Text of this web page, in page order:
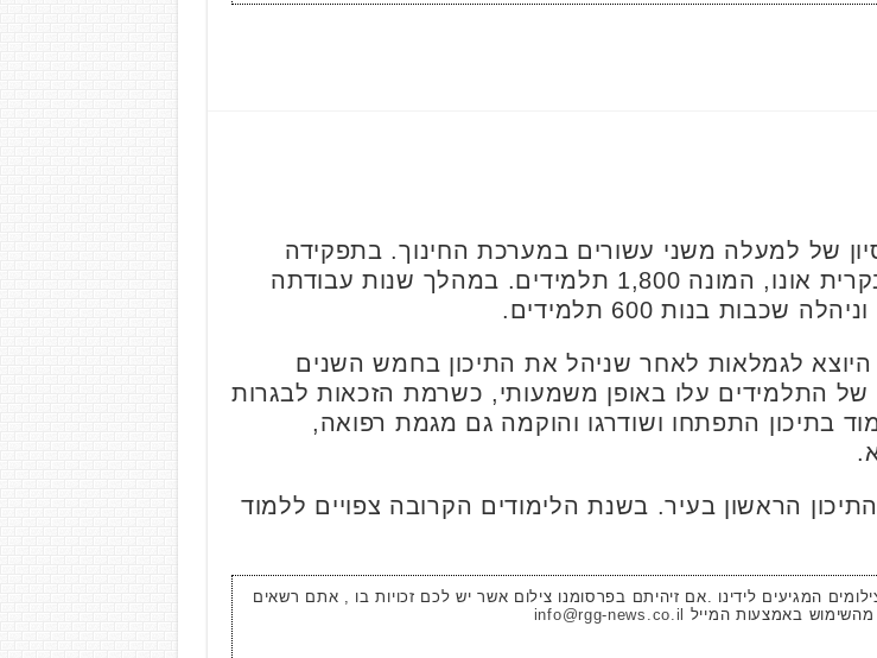
של למעלה משני עשורים במערכת החינוך. בתפקידה
האחרון שמשה כסגנית מנהלת בתיכון בן צבי בקרית אונו, המונה 1,800 תלמידים. במהלך שנות עבודתה
בנות 600 תלמידים.
לגמלאות לאחר שניהל את התיכון בחמש השנים
של התלמידים עלו באופן משמעותי, כשרמת הזכאות לבגרות
הלימוד בתיכון התפתחו ושודרגו והוקמה גם מגמת רפואה,
והיה בית הספר התיכון הראשון בעיר. בשנת הלימודים הקרובה צפויים ללמוד
המגיעים לידינו .אם זיהיתם בפרסומנו צילום אשר יש לכם זכויות בו , אתם רשאים
מהשימוש באמצעות המייל
info@rgg-news.co.il